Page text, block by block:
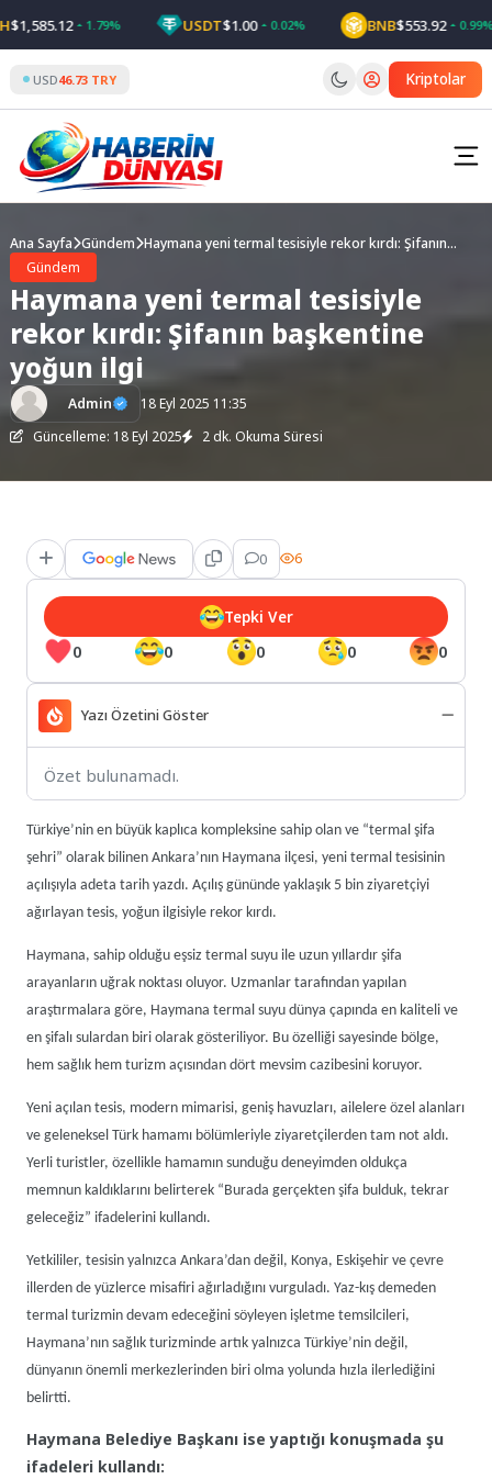
to
content
1.79% USDT$1.00 0.02% BNB$553.92 0.99%
USD46.73 TRY Kriptolar
Ana Sayfa Gündem Haymana yeni termal tesisiyle rekor kırdı: Şifanın
Gündem
Haymana yeni termal tesisiyle
rekor kırdı: Şifanın başkentine
yoğun ilgi
Admin
18 Eyl 2025 11:35
Güncelleme: 18 Eyl 2025
2 dk. Okuma Süresi
0 6
0 0 0 0 0
Tepki Ver
Yazı Özetini Göster
Özet bulunamadı.
Türkiye’nin en büyük kaplıca kompleksine sahip olan ve “termal şifa
şehri” olarak bilinen Ankara’nın Haymana ilçesi, yeni termal tesisinin
açılışıyla adeta tarih yazdı. Açılış gününde yaklaşık 5 bin ziyaretçiyi
ağırlayan tesis, yoğun ilgisiyle rekor kırdı.
Haymana, sahip olduğu eşsiz termal suyu ile uzun yıllardır şifa
arayanların uğrak noktası oluyor. Uzmanlar tarafından yapılan
araştırmalara göre, Haymana termal suyu dünya çapında en kaliteli ve
en şifalı sulardan biri olarak gösteriliyor. Bu özelliği sayesinde bölge,
hem sağlık hem turizm açısından dört mevsim cazibesini koruyor.
Yeni açılan tesis, modern mimarisi, geniş havuzları, ailelere özel alanları
ve geleneksel Türk hamamı bölümleriyle ziyaretçilerden tam not aldı.
Yerli turistler, özellikle hamamın sunduğu deneyimden oldukça
memnun kaldıklarını belirterek “Burada gerçekten şifa bulduk, tekrar
geleceğiz” ifadelerini kullandı.
Yetkililer, tesisin yalnızca Ankara’dan değil, Konya, Eskişehir ve çevre
illerden de yüzlerce misafiri ağırladığını vurguladı. Yaz-kış demeden
termal turizmin devam edeceğini söyleyen işletme temsilcileri,
Haymana’nın sağlık turizminde artık yalnızca Türkiye’nin değil,
dünyanın önemli merkezlerinden biri olma yolunda hızla ilerlediğini
belirtti.
Haymana Belediye Başkanı ise yaptığı konuşmada şu
ifadeleri kullandı: